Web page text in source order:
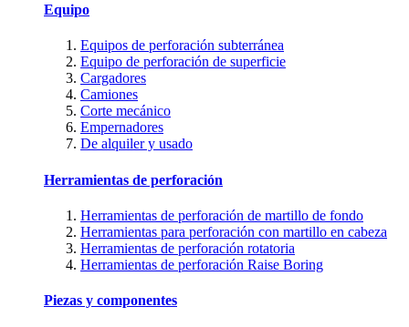
Equipo
Equipos de perforación subterránea
Equipo de perforación de superficie
Cargadores
Camiones
Corte mecánico
Empernadores
De alquiler y usado
Herramientas de perforación
Herramientas de perforación de martillo de fondo
Herramientas para perforación con martillo en cabeza
Herramientas de perforación rotatoria
Herramientas de perforación Raise Boring
Piezas y componentes